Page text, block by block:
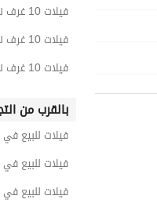
فيلات 10 غرف نوم للبيع في القاهرة
فيلات 10 غرف نوم للبيع في القاهرة الجديدة
فيلات 10 غرف نوم للبيع في التجمع الخامس
بالقرب من
فيلات للبيع
فيلات للبيع
فيلات للبيع في